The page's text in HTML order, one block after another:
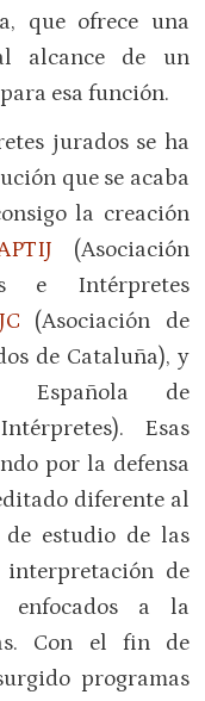
que ofrece una
alcance de un
esa función.
jurados se ha
que se acaba
la creación
(Asociación
e Intérpretes
(Asociación de
de Cataluña), y
Española de
Esas
por la defensa
diferente al
estudio de las
de
enfocados a la
Con el fin de
programas